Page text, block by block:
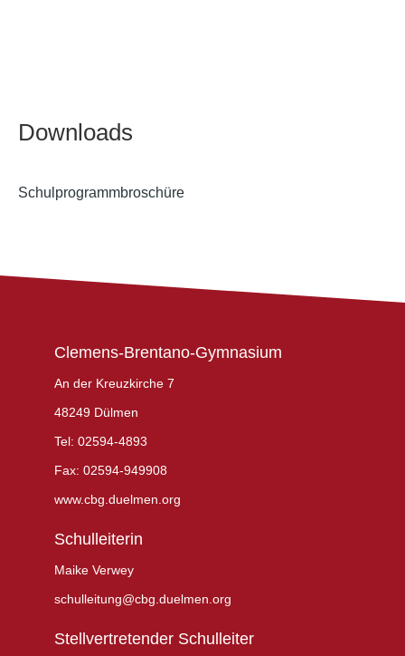
Downloads
Schulprogrammbroschüre
Clemens-Brentano-Gymnasium
An der Kreuzkirche 7
48249 Dülmen
Tel: 02594-4893
Fax: 02594-949908
www.cbg.duelmen.org
Schulleiterin
Maike Verwey
schulleitung@cbg.duelmen.org
Stellvertretender Schulleiter